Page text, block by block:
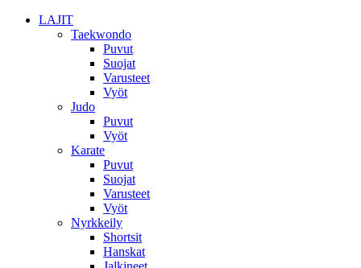
LAJIT
Taekwondo
Puvut
Suojat
Varusteet
Vyöt
Judo
Puvut
Vyöt
Karate
Puvut
Suojat
Varusteet
Vyöt
Nyrkkeily
Shortsit
Hanskat